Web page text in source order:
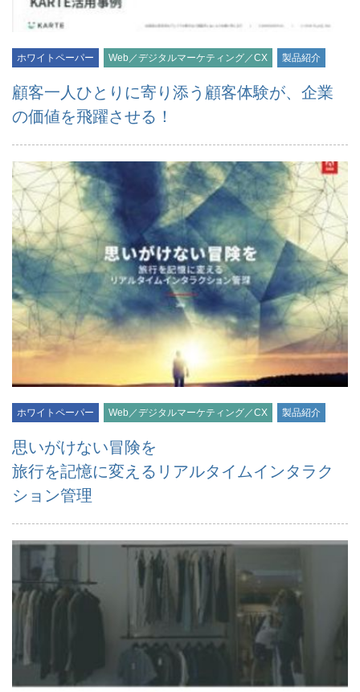
ホワイトペーパー Web／デジタルマーケティング／CX 製品紹介
顧客一人ひとりに寄り添う顧客体験が、企業
の価値を飛躍させる！
ホワイトペーパー Web／デジタルマーケティング／CX 製品紹介
思いがけない冒険を
旅行を記憶に変えるリアルタイムインタラク
ション管理